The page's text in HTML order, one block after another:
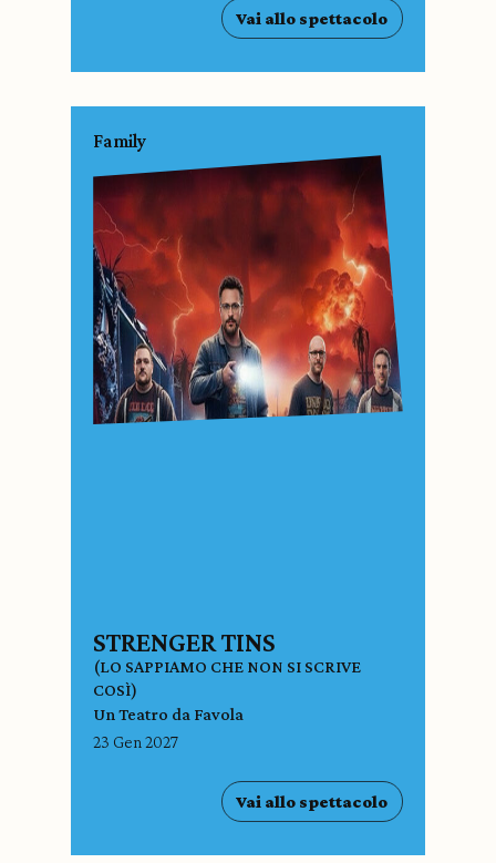
Vai allo spettacolo
Family
STRENGER TINS
(LO SAPPIAMO CHE NON SI SCRIVE
COSÌ)
Un Teatro da Favola
23 Gen 2027
Vai allo spettacolo